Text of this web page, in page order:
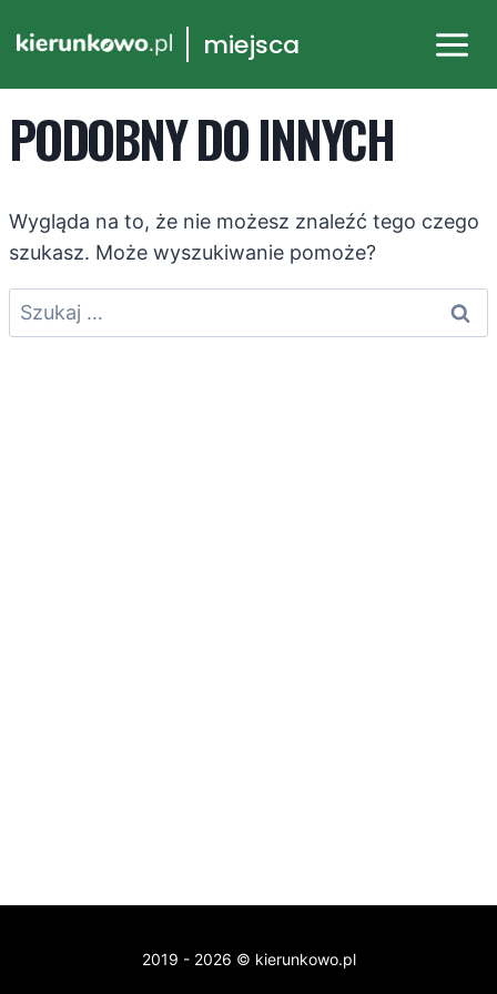
do
miejsca
PODOBNY DO INNYCH
Wygląda na to, że nie możesz znaleźć tego czego
szukasz. Może wyszukiwanie pomoże?
Szukaj:
2019 - 2026 © kierunkowo.pl